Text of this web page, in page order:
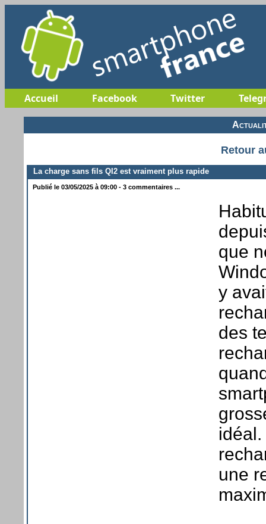
Accueil Facebook Twitter
Retour
La charge sans fils QI2 est vraiment plus rapide
Publié le 03/05/2025 à 09:00 - 3 commentaires ...
que
y
des
une